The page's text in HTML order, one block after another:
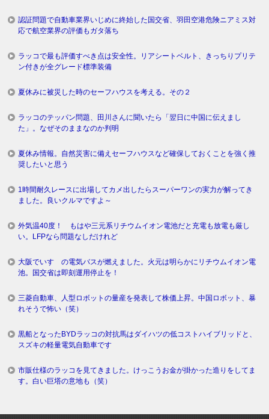
認証問題で自動車業界いじめに終始した国交省、羽田空港危険ニアミス対
応で航空業界の評価もガタ落ち
ラッコで最も評価すべき点は安全性。リアシートベルト、きっちりプリテ
ン付きが全グレード標準装備
夏休みに被災した時のセーフハウスを考える。その２
ラッコのテッパン問題、田川さんに聞いたら「翌日に中国に伝えまし
た」。なぜそのままなのか判明
夏休み情報。自然災害に備えセーフハウスなど確保しておくことを強く推
奨したいと思う
1時間耐久レースに出場してカメ出したらスーパーワンの実力が解ってき
ました。良いクルマですよ～
外気温40度！ もはや三元系リチウムイオン電池だと充電も放電も厳し
い。LFPなら問題なしだけれど
大阪でいすゞの電気バスが燃えました。火元は明らかにリチウムイオン電
池。国交省は即刻運用停止を！
三菱自動車、人型ロボットの量産を発表して株価上昇。中国ロボット、暴
れそうで怖い（笑）
黒船となったBYDラッコの対抗馬はダイハツの低コストハイブリッドと、
スズキの軽量電気自動車です
市販仕様のラッコを見てきました。けっこうお金が掛かった造りをしてま
す。白い巨塔の意地も（笑）